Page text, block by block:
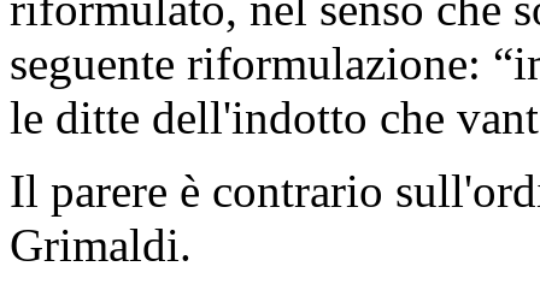
seguente riformulazione:
le ditte dell'indotto che
Il parere è contrario
Grimaldi.